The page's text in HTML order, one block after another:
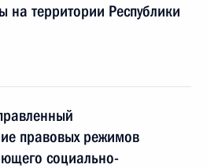
на территории Республики
правовых режимов
социально-